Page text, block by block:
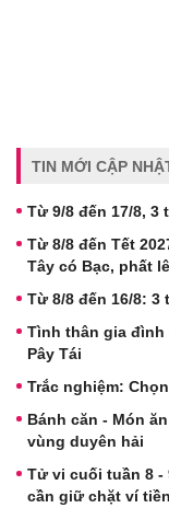
TIN MỚI CẬP
Từ 9/8 đến 17/8,
Từ 8/8 đến Tết
Tây có Bạc, phất
Từ 8/8 đến 16/8:
Tình thân gia
Pây Tái
Trắc nghiệm:
Bánh căn - Món
vùng duyên hải
Tử vi cuối tuần 8 -
cần giữ chặt ví tiền